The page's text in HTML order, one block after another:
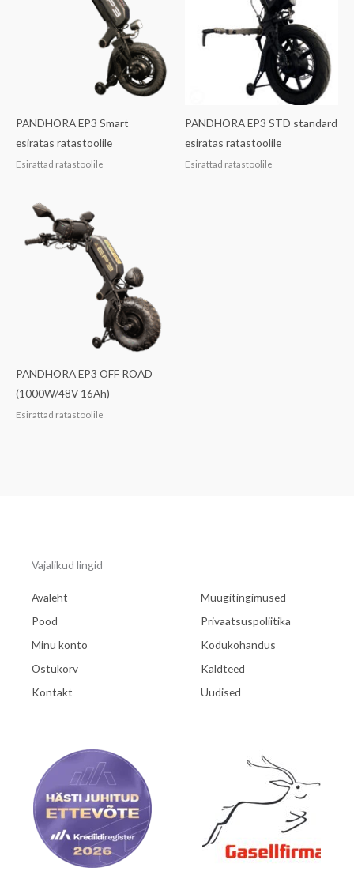
PANDHORA EP3 Smart
esiratas ratastoolile
Esirattad ratastoolile
PANDHORA EP3 STD standard
esiratas ratastoolile
Esirattad ratastoolile
PANDHORA EP3 OFF ROAD
(1000W/48V 16Ah)
Esirattad ratastoolile
Vajalikud lingid
Avaleht
Pood
Minu konto
Ostukorv
Kontakt
Müügitingimused
Privaatsuspoliitika
Kodukohandus
Kaldteed
Uudised